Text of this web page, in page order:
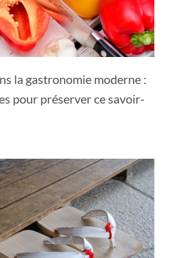
la gastronomie moderne :
pour préserver ce savoir-